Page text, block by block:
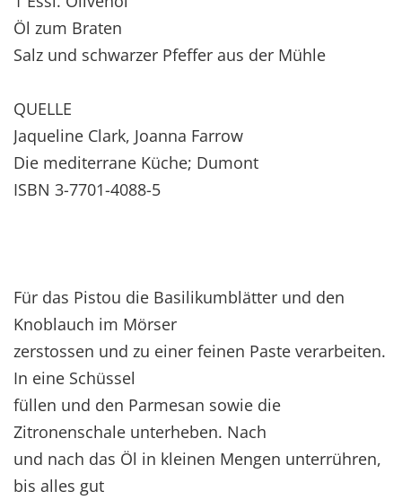
Öl zum Braten
Salz und schwarzer Pfeffer aus der Mühle
QUELLE
Jaqueline Clark, Joanna Farrow
Die mediterrane Küche; Dumont
ISBN 3-7701-4088-5
Für das Pistou die Basilikumblätter und den
Knoblauch im Mörser
zerstossen und zu einer feinen Paste verarbeiten.
In eine Schüssel
füllen und den Parmesan sowie die
Zitronenschale unterheben. Nach
und nach das Öl in kleinen Mengen unterrühren,
bis alles gut